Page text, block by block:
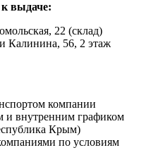
выдаче:
22 (склад)
Калинина, 56, 2 этаж
компании
и внутренним графиком
Крым)
по условиям